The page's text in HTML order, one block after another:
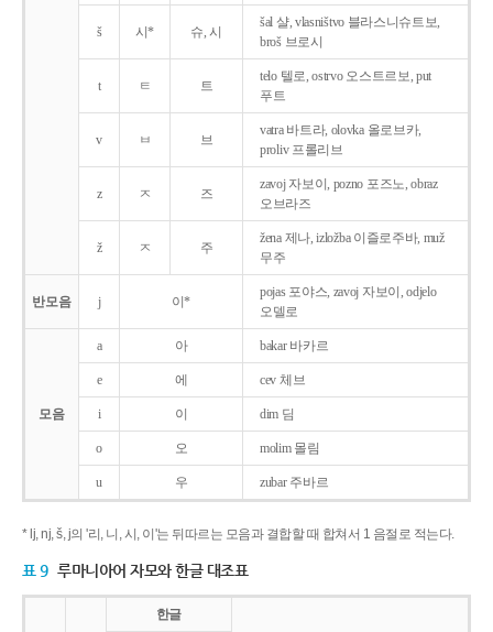
š 시* 슈, 시
šal 샬, vlasništvo 블라스니슈트보,
broš 브로시
t ㅌ 트
telo 텔로, ostrvo 오스트르보, put
푸트
v ㅂ 브
vatra 바트라, olovka 올로브카,
proliv 프롤리브
z ㅈ 즈
zavoj 자보이, pozno 포즈노, obraz
오브라즈
ž ㅈ 주
žena 제나, izložba 이즐로주바, muž
무주
반모음 j 이*
pojas 포야스, zavoj 자보이, odjelo
오델로
모음
a 아 bakar 바카르
e 에 cev 체브
i 이 dim 딤
o 오 molim 몰림
u 우 zubar 주바르
* lj, nj, š, j의 '리, 니, 시, 이'는 뒤따르는 모음과 결합할 때 합쳐서 1 음절로 적는다.
표 9 루마니아어 자모와 한글 대조표
한글